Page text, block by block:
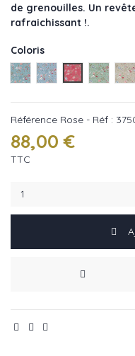
de grenouilles. Un
rafraichissant !.
Coloris
Blue - Réf : 375003
Bleu - Réf : 375005
Rose - Réf :
Vert -
Référence Rose - Réf :
88,00 €
TTC